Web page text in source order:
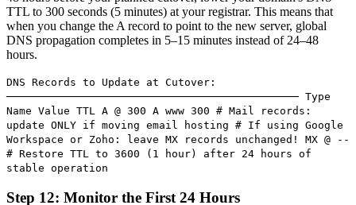
TTL to 300 seconds (5 minutes) at your registrar. This means that
when you change the A record to point to the new server, global
DNS propagation completes in 5–15 minutes instead of 24–48
hours.
DNS Records to Update at Cutover:
────────────────────────────────────────────── Type
Name Value TTL A @ 300 A www 300 # Mail records:
update ONLY if moving email hosting # If using Google
Workspace or Zoho: leave MX records unchanged! MX @ --
# Restore TTL to 3600 (1 hour) after 24 hours of
stable operation
Step 12: Monitor the First 24 Hours